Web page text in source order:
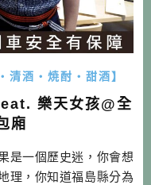
清酒・焼酎・甜酒】
樂天女孩@全
廂
是一個歷史迷，你會想
理，你知道福島縣分為